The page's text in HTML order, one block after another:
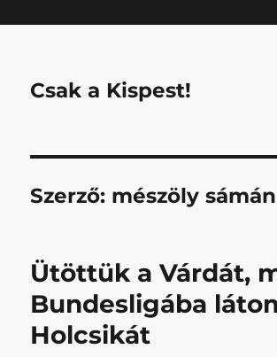
Csak a Kispest!
Szerző: mészöly sámán
Ütöttük a Várdát,
Bundesligába
Holcsikát